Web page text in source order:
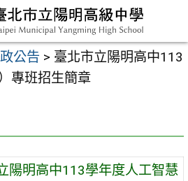
公告 > 臺北市立陽明高中113
專班招生簡章
陽明高中113學年度人工智慧